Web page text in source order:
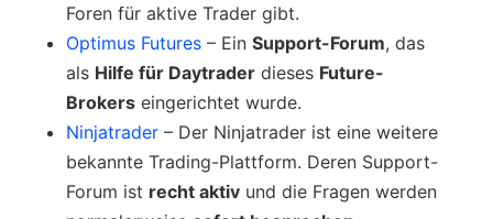
Foren für aktive Trader gibt.
Optimus Futures – Ein Support-Forum, das
als Hilfe für Daytrader dieses Future-
Brokers eingerichtet wurde.
Ninjatrader – Der Ninjatrader ist eine weitere
bekannte Trading-Plattform. Deren Support-
Forum ist recht aktiv und die Fragen werden